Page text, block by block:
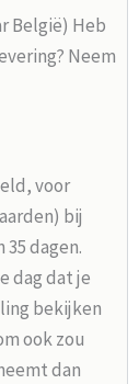
België) Heb
Neem
voor
bij
dagen.
dag dat je
bekijken
ook zou
dan